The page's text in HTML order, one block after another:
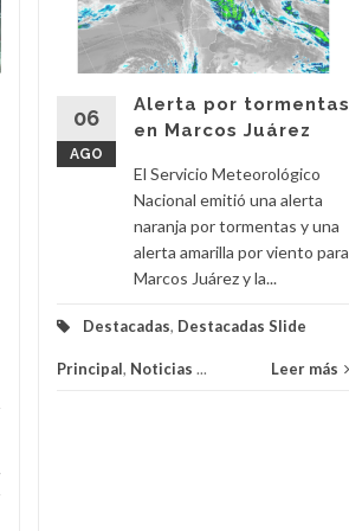
06
AGO
Alerta por tormentas
en Marcos Juárez
El Servicio Meteorológico
Nacional emitió una alerta
naranja por tormentas y una
alerta amarilla por viento para
Marcos Juárez y la...
Destacadas, Destacadas Slide
Principal, Noticias ... Leer más